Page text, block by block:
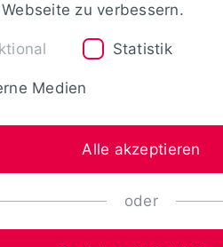
zu verbessern.
Statistik
Medien
Alle akzeptieren
oder